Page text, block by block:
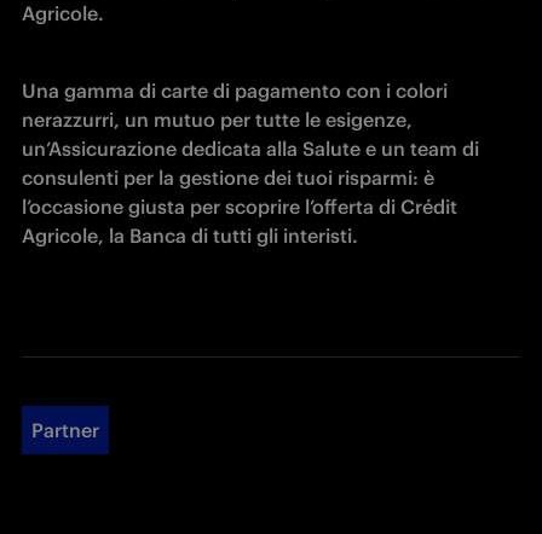
Agricole.
Una gamma di carte di pagamento con i colori
nerazzurri, un mutuo per tutte le esigenze,
un’Assicurazione dedicata alla Salute e un team di
consulenti per la gestione dei tuoi risparmi: è
l’occasione giusta per scoprire l’offerta di Crédit
Agricole, la Banca di tutti gli interisti.
Partner